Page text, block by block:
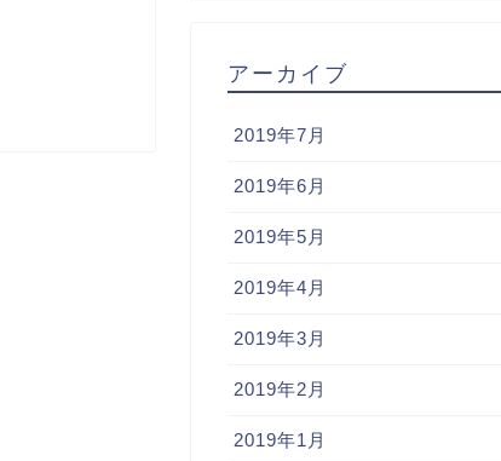
アーカイブ
2019年7月
2019年6月
2019年5月
2019年4月
2019年3月
2019年2月
2019年1月